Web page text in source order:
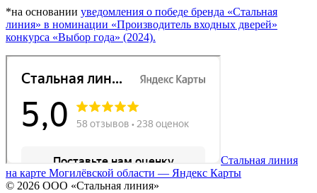
*на основании уведомления о победе бренда «Стальная
линия» в номинации «Производитель входных дверей»
конкурса «Выбор года» (2024).
Стальная линия
на карте Могилёвской области — Яндекс Карты
© 2026 ООО «Стальная линия»